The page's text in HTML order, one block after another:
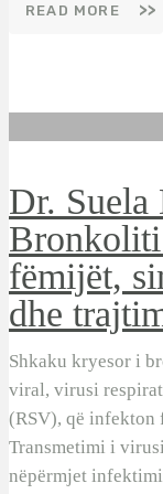
READ MORE
Dr. Suela
fëmijët,
dhe
Shkaku kryesor i
viral, virusi
(RSV), që infekton
Transmetimi i
nëpërmjet